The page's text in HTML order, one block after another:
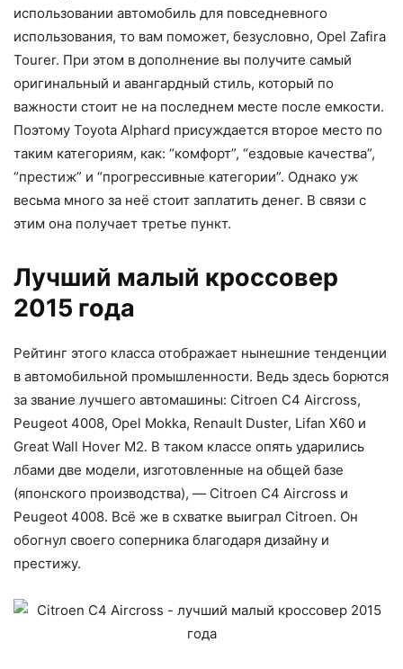
использовании автомобиль для повседневного
использования, то вам поможет, безусловно, Opel Zafira
Tourer. При этом в дополнение вы получите самый
оригинальный и авангардный стиль, который по
важности стоит не на последнем месте после емкости.
Поэтому Toyota Alphard присуждается второе место по
таким категориям, как: “комфорт”, “ездовые качества”,
“престиж” и “прогрессивные категории”. Однако уж
весьма много за неё стоит заплатить денег. В связи с
этим она получает третье пункт.
Лучший малый кроссовер
2015 года
Рейтинг этого класса отображает нынешние тенденции
в автомобильной промышленности. Ведь здесь борются
за звание лучшего автомашины: Citroen C4 Aircross,
Peugeot 4008, Opel Mokka, Renault Duster, Lifan X60 и
Great Wall Hover M2. В таком классе опять ударились
лбами две модели, изготовленные на общей базе
(японского производства), — Citroen C4 Aircross и
Peugeot 4008. Всё же в схватке выиграл Citroen. Он
обогнул своего соперника благодаря дизайну и
престижу.